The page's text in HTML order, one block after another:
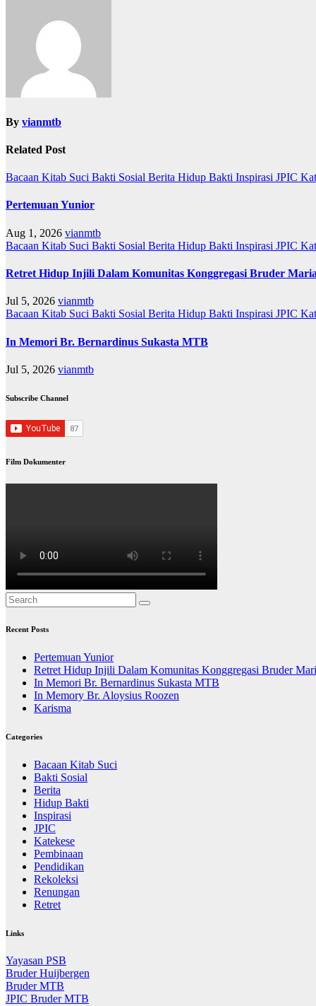
By vianmtb
Related Post
Bacaan Kitab Suci Bakti Sosial Berita Hidup Bakti Inspirasi JPIC
Pertemuan Yunior
Aug 1, 2026 vianmtb
Bacaan Kitab Suci Bakti Sosial Berita Hidup Bakti Inspirasi JPIC
Retret Hidup Injili Dalam Komunitas Konggregasi Bruder
Jul 5, 2026 vianmtb
Bacaan Kitab Suci Bakti Sosial Berita Hidup Bakti Inspirasi JPIC
In Memori Br. Bernardinus Sukasta MTB
Jul 5, 2026 vianmtb
Subscribe Channel
Film Dokumenter
Recent Posts
Pertemuan Yunior
Retret Hidup Injili Dalam Komunitas Konggregasi Bruder
In Memori Br. Bernardinus Sukasta MTB
In Memory Br. Aloysius Roozen
Karisma
Categories
Bacaan Kitab Suci
Bakti Sosial
Berita
Hidup Bakti
Inspirasi
JPIC
Katekese
Pembinaan
Pendidikan
Rekoleksi
Renungan
Retret
Links
Yayasan PSB
Bruder Huijbergen
Bruder MTB
JPIC Bruder MTB